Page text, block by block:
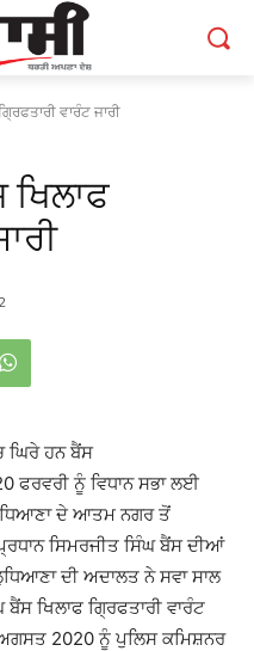
ਵਾਰੰਟ ਜਾਰੀ
ਖਿਲਾਫ
ਘਿਰੇ ਹਨ ਬੈਂਸ
ਫਰਵਰੀ ਨੂੰ ਵਿਧਾਨ ਸਭਾ ਲਈ
ਦੇ ਆਤਮ ਨਗਰ ਤੋਂ
ਸਿਮਰਜੀਤ ਸਿੰਘ ਬੈਂਸ ਦੀਆਂ
ਦੀ ਅਦਾਲਤ ਨੇ ਸਵਾ ਸਾਲ
ਖਿਲਾਫ ਗ੍ਰਿਫਤਾਰੀ ਵਾਰੰਟ
2020 ਨੂੰ ਪੁਲਿਸ ਕਮਿਸ਼ਨਰ